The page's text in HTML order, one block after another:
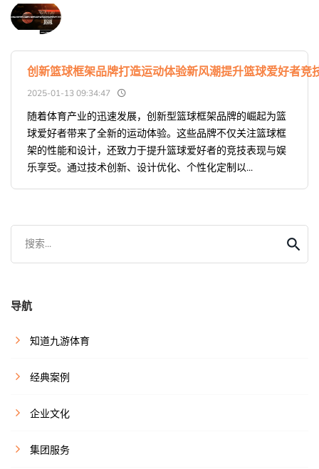
创新篮球框架品牌打造运动体验新风潮提升篮球爱好者竞
2025-01-13 09:34:47
随着体育产业的迅速发展，创新型篮球框架品牌的崛起为篮
球爱好者带来了全新的运动体验。这些品牌不仅关注篮球框
架的性能和设计，还致力于提升篮球爱好者的竞技表现与娱
乐享受。通过技术创新、设计优化、个性化定制以...
搜索...
导航
知道九游体育
经典案例
企业文化
集团服务